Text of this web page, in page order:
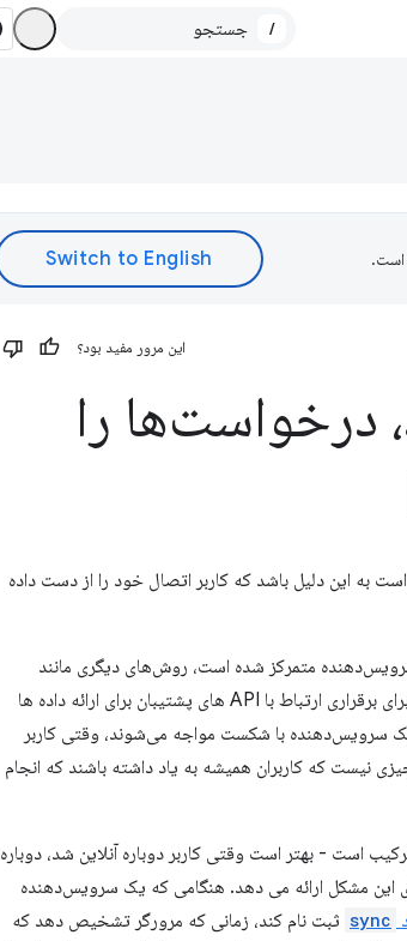
/
است.
این مرور مفید بود؟
درخواست‌ها را
این دلیل باشد که کاربر اتصال خود را از دست داده
متمرکز شده است، روش‌های دیگری مانند
ممکن است وارد عمل شوند. این روش ها اغلب برای برقراری ارتباط با API های پشتیبان برای ارائه داده ها
سرویس‌دهنده با شکست مواجه می‌شوند، وقتی کاربر
نیست که کاربران همیشه به یاد داشته باشند که انجام
است - بهتر است وقتی کاربر دوباره آنلاین شد، دوباره
این مشکل ارائه می دهد. هنگامی که یک سرویس‌دهنده
sync ثبت نام کند، زمانی که مرورگر تشخیص دهد که